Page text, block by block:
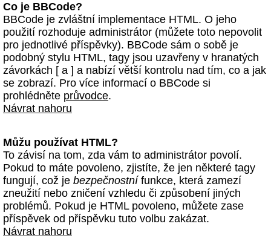
Co je BBCode?
BBCode je zvláštní implementace HTML. O jeho
použití rozhoduje administrátor (můžete toto nepovolit
pro jednotlivé příspěvky). BBCode sám o sobě je
podobný stylu HTML, tagy jsou uzavřeny v hranatých
závorkách [ a ] a nabízí větší kontrolu nad tím, co a jak
se zobrazí. Pro více informací o BBCode si
prohlédněte průvodce.
Návrat nahoru
Můžu používat HTML?
To závisí na tom, zda vám to administrátor povolí.
Pokud to máte povoleno, zjistíte, že jen některé tagy
fungují, což je bezpečnostnífunkce, která zamezí
zneužití nebo zničení vzhledu či způsobení jiných
problémů. Pokud je HTML povoleno, můžete zase
příspěvek od příspěvku tuto volbu zakázat.
Návrat nahoru